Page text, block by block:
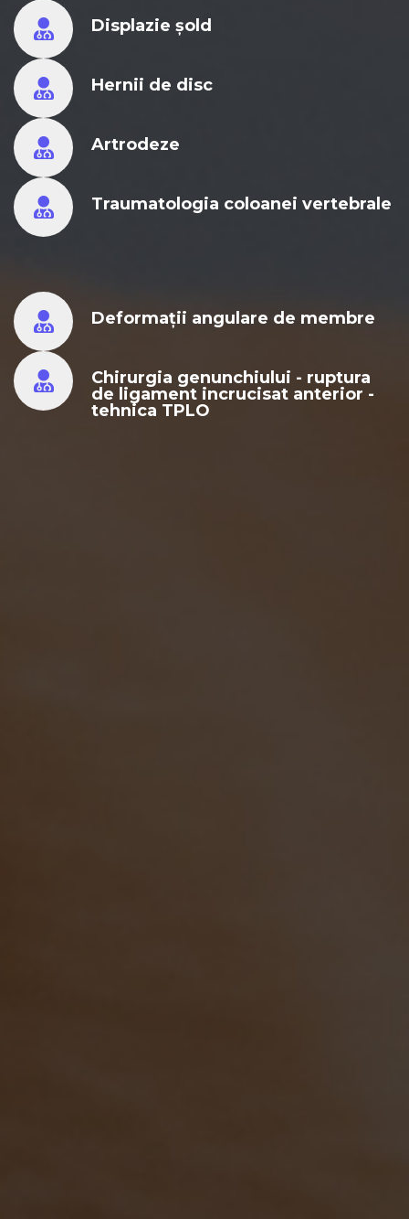
Displazie șold
Hernii de disc
Artrodeze
Traumatologia coloanei vertebrale
Deformații angulare de membre
Chirurgia genunchiului - ruptura
de ligament incrucisat anterior -
tehnica TPLO